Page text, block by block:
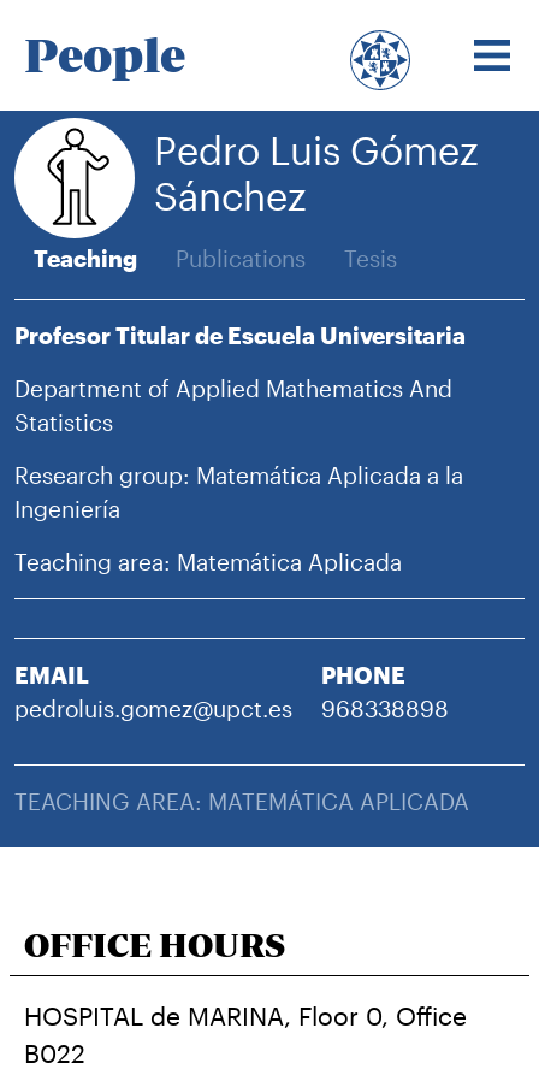
People
Pedro Luis Gómez
Sánchez
Teaching Publications Tesis
Profesor Titular de Escuela Universitaria
Department of Applied Mathematics And
Statistics
Research group: Matemática Aplicada a la
Ingeniería
Teaching area: Matemática Aplicada
EMAIL
pedroluis.gomez@upct.es
PHONE
968338898
TEACHING AREA: MATEMÁTICA APLICADA
OFFICE HOURS
HOSPITAL de MARINA, Floor 0, Office
B022